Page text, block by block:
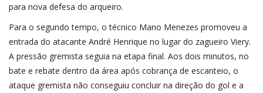
para nova defesa do arqueiro.
Para o segundo tempo, o técnico Mano Menezes promoveu a
entrada do atacante André Henrique no lugar do zagueiro Viery.
A pressão gremista seguia na etapa final. Aos dois minutos, no
bate e rebate dentro da área após cobrança de escanteio, o
ataque gremista não conseguiu concluir na direção do gol e a